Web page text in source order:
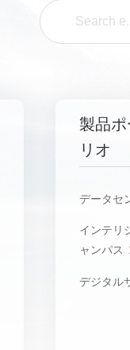
製品ポ
リオ
データセ
インテリ
ャンパス
デジタル